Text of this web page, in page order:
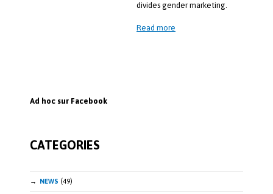
divides gender marketing.
Read more
Ad hoc sur Facebook
CATEGORIES
NEWS (49)